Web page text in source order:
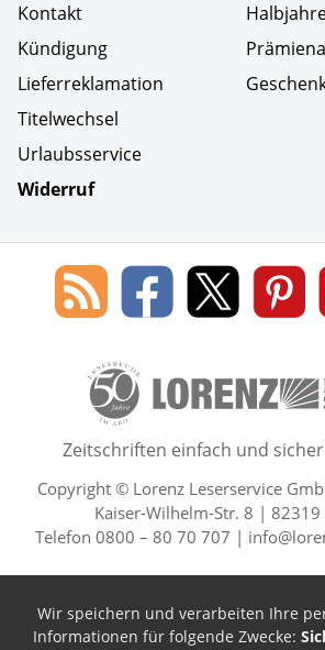
Kontakt
Kündigung
Lieferreklamation
Titelwechsel
Urlaubsservice
Widerruf
Social Media
Blog
des
Leserservice
Lorenz
Leserservice
Lorenz
50
Zeitschriften einfach und
Copyright © Lorenz Leserservice
Kaiser-Wilhelm-Str. 8 | 82319
Telefon 0800 – 80 70 707 |
Wir speichern und verarbeiten Ihre
Informationen für folgende Zwecke: